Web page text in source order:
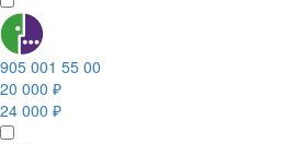
905 001 55 00
20 000 ₽
24 000 ₽